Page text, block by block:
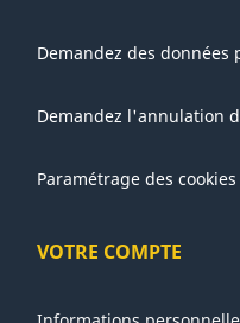
Demandez des données
Demandez l'annulation
Paramétrage des cookies
VOTRE COMPTE